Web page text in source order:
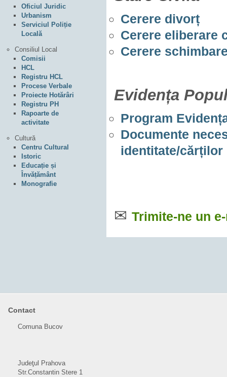
Cerere divorț
Cerere eliberare
Cerere
Evidența
Program
Documente
identitate/cărților
✉ Trimite-ne un
Oficiul Juridic
Urbanism
Serviciul Poliție
Locală
Consiliul Local
Comisii
HCL
Registru HCL
Procese Verbale
Proiecte Hotărâri
Registru PH
Rapoarte de
activitate
Cultură
Centru Cultural
Istoric
Educație și
Învățământ
Monografie
Contact
Comuna Bucov
Judeţul Prahova
Str.Constantin Stere 1